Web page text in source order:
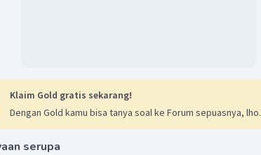
Klaim Gold gratis sekarang!
Dengan Gold kamu bisa tanya soal ke Forum sepuasnya, lho.
serupa